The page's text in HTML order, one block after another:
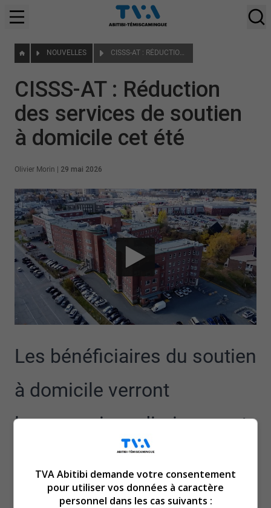
NOUVELLES CISSS-AT : RÉDUCTION DES SERVICES DE SOUTIEN À DOMICILE CET ÉTÉ
CISSS-AT : Réduction
des services de soutien
à domicile cet été
Olivier Morin 29 mai 2026
Les bénéficiaires du soutien
à domicile verront
leurs services diminuer cet
été, en raison d’un manque
de personnel.
TVA Abitibi demande votre consentement
pour utiliser vos données à caractère
personnel dans les cas suivants :